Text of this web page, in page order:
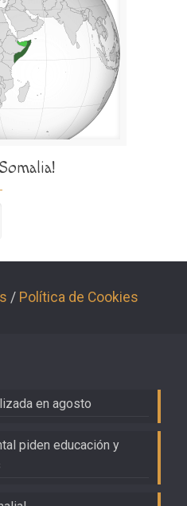
/ Política de Cookies
en agosto
piden educación y